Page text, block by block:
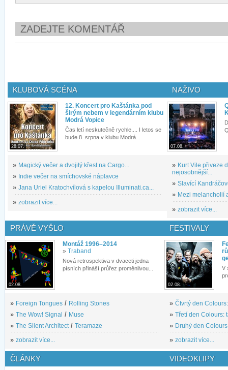
ZADEJTE KOMENTÁŘ
KLUBOVÁ SCÉNA
28.07.
12. Koncert pro Kaštánka pod
širým nebem v legendárním klubu
Modrá Vopice
Čas letí neskutečně rychle.... I letos se
bude 8. srpna v klubu Modrá...
» Magický večer a dvojitý křest na Cargo...
» Indie večer na smíchovské náplavce
» Jana Uriel Kratochvílová s kapelou Illuminati.ca...
» zobrazit více...
NAŽIVO
07.08.
» Kurt Vile přiveze
nejosobnější...
» Slavící
» Mezi melancholií
» zobrazit více...
PRÁVĚ VYŠLO
02.08.
Montáž 1996–2014
» Traband
Nová retrospektiva v dvaceti jedna
písních přináší průřez proměnlivou...
» Foreign Tongues / Rolling Stones
» The Wow! Signal / Muse
» The Silent Architect / Teramaze
» zobrazit více...
FESTIVALY
02.08.
V
» Čtvrtý den
» Třetí den Colours:
» Druhý den
» zobrazit více...
ČLÁNKY VIDEOKLIPY